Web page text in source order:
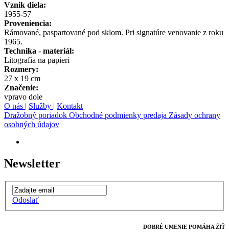
Vznik diela:
1955-57
Proveniencia:
Rámované, paspartované pod sklom. Pri signatúre venovanie z roku
1965.
Technika - materiál:
Litografia na papieri
Rozmery:
27 x 19 cm
Značenie:
vpravo dole
O nás | Služby | Kontakt
Dražobný poriadok Obchodné podmienky predaja Zásady ochrany
osobných údajov
Newsletter
Odoslať
DOBRÉ UMENIE POMÁHA ŽIŤ